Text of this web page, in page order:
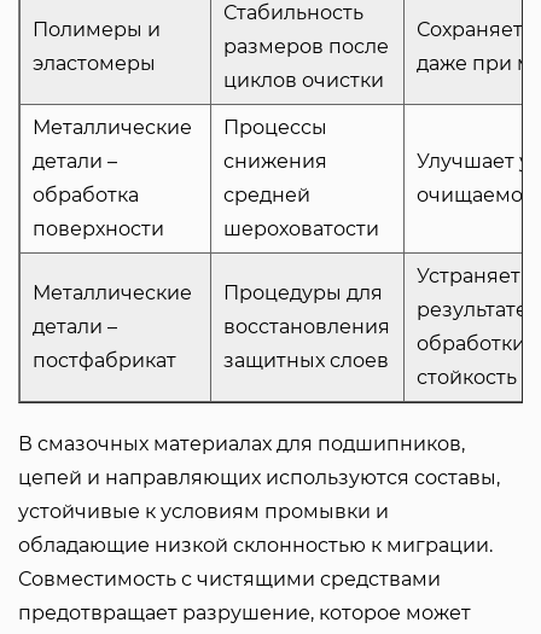
Полимеры и
эластомеры
Стабильность
размеров после
циклов очистки
Сохраняет
даже при
Металлические
детали –
обработка
поверхности
Процессы
снижения
средней
шероховатости
Улучшает
Металлические
детали –
постфабрикат
Процедуры для
восстановления
защитных слоев
Устраняет
результате
обработки;
стойкость
В смазочных материалах для подшипников,
цепей и направляющих используются составы,
устойчивые к условиям промывки и
обладающие низкой склонностью к миграции.
Совместимость с чистящими средствами
предотвращает разрушение, которое может